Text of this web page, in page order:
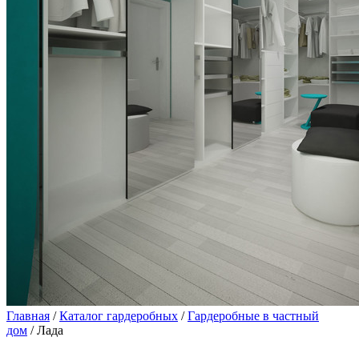
Главная /Каталог гардеробных /Гардеробные в частный
дом / Лада